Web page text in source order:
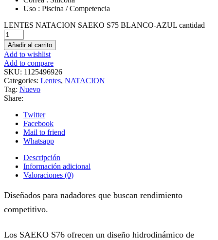
Uso : Piscina / Competencia
LENTES NATACION SAEKO S75 BLANCO-AZUL cantidad
Añadir al carrito
Add to wishlist
Add to compare
SKU: 1125496926
Categories: Lentes, NATACION
Tag: Nuevo
Share:
Twitter
Facebook
Mail to friend
Whatsapp
Descripción
Información adicional
Valoraciones (0)
Diseñados para nadadores que buscan rendimiento
competitivo.
Los SAEKO S76 ofrecen un diseño hidrodinámico de